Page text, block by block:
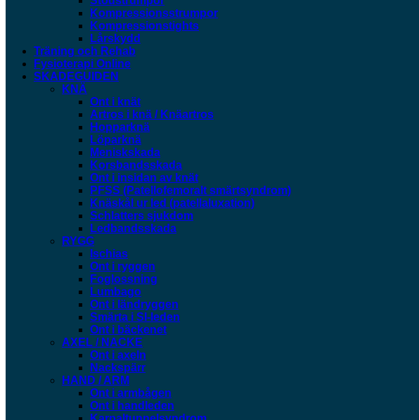
Kompressionsstrumpor
Kompressionstights
Lårskydd
Träning och Rehab
Fysioterapi Online
SKADEGUIDEN
KNÄ
Ont i knät
Artros i knä / Knäartros
Hopparknä
Löparknä
Meniskskada
Korsbandsskada
Ont i insidan av knät
PFSS (Patellofemoralt smärtsyndrom)
Knäskål ur led (patellaluxation)
Schlatters sjukdom
Ledbandsskada
RYGG
Ischias
Ont i ryggen
Foglossning
Lumbago
Ont i ländryggen
Smärta i SI-leden
Ont i bäckenet
AXEL / NACKE
Ont i axeln
Nackspärr
HAND / ARM
Ont i armbågen
Ont i handleden